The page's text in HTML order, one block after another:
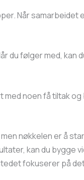
Når
du følger med,
med noen få tiltak
nøkkelen er å
kan du
fokuserer på